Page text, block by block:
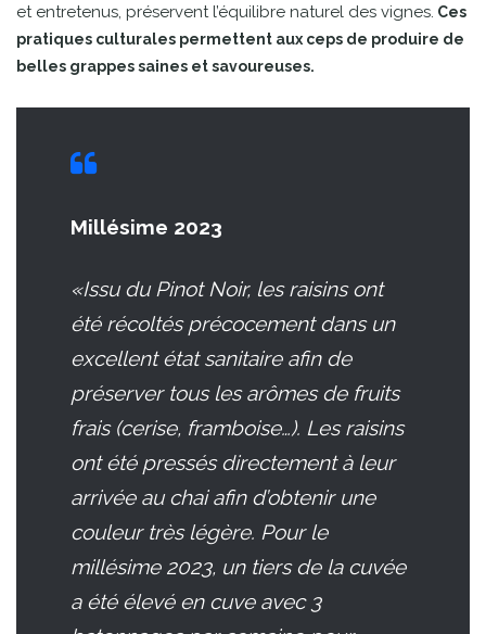
et entretenus, préservent l’équilibre naturel des vignes. Ces
pratiques culturales permettent aux ceps de produire de
belles grappes saines et savoureuses.
Millésime 2023
«Issu du Pinot Noir, les raisins ont
été récoltés précocement dans un
excellent état sanitaire afin de
préserver tous les arômes de fruits
frais (cerise, framboise…). Les raisins
ont été pressés directement à leur
arrivée au chai afin d’obtenir une
couleur très légère. Pour le
millésime 2023, un tiers de la cuvée
a été élevé en cuve avec 3